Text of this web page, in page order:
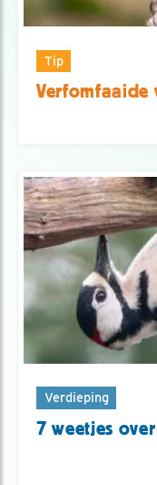
Tip
Verfomfaaide
Verdieping
7 weetjes